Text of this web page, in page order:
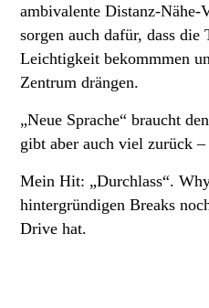
ambivalente Distanz-Nähe-
sorgen auch dafür, dass die
Leichtigkeit bekommmen
Zentrum drängen.
„Neue Sprache“ braucht
gibt aber auch viel zurück
Mein Hit: „Durchlass“.
hintergründigen Breaks
Drive hat.